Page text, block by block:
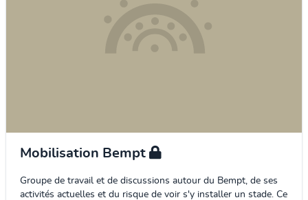
Mobilisation Bempt
Groupe de travail et de discussions autour du Bempt, de ses
activités actuelles et du risque de voir s'y installer un stade. Ce